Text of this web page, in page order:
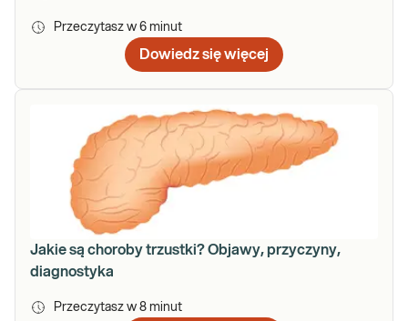
Przeczytasz w 6 minut
Dowiedz się więcej
Jakie są choroby trzustki? Objawy, przyczyny,
diagnostyka
Przeczytasz w 8 minut